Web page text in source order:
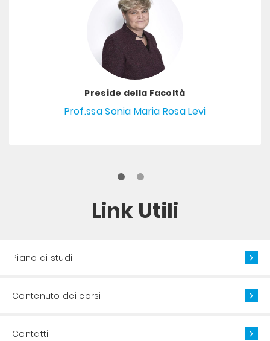
Preside della Facoltà
Prof.ssa Sonia Maria Rosa Levi
Link Utili
Piano di studi
Contenuto dei corsi
Contatti